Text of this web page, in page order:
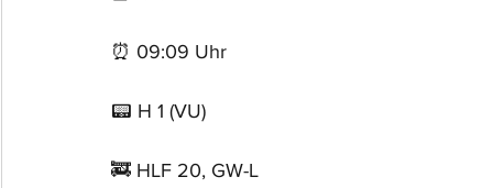
⏰ 09:09 Uhr
📟 H 1 (VU)
🚒 HLF 20, GW-L